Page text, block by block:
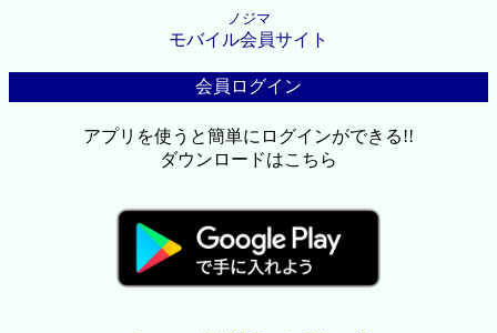
ノジマ
モバイル会員サイト
会員ログイン
アプリを使うと簡単にログインができる!!
ダウンロードはこちら